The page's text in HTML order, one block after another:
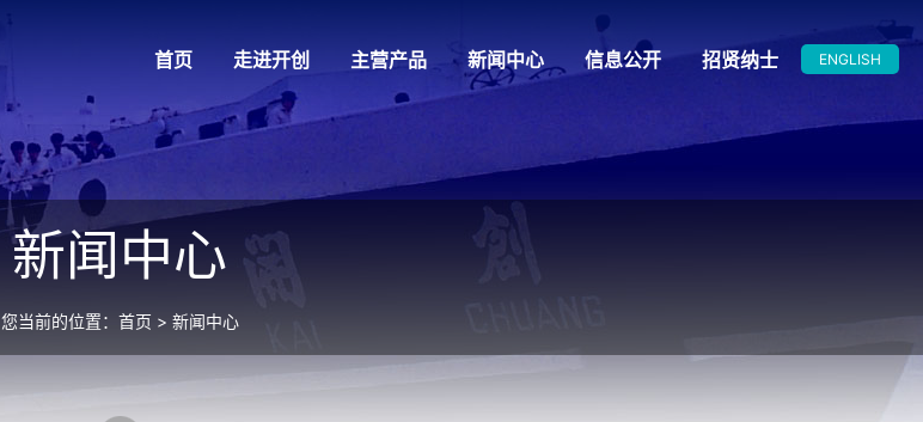
首页 走进开创 主营产品 新闻中心 信息公开 招贤纳士 ENGLISH
新闻中心
您当前的位置： 首页 > 新闻中心